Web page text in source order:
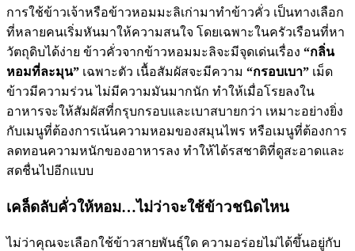
การใช้ข้าวเจ้าหรือข้าวหอมมะลิเก่ามาทำข้าวคั่ว เป็นทางเลือก
ที่หลายคนเริ่มหันมาให้ความสนใจ โดยเฉพาะในครัวเรือนที่หา
วัตถุดิบได้ง่าย ข้าวคั่วจากข้าวหอมมะลิจะมีจุดเด่นเรื่อง “กลิ่น
หอมที่ละมุน” เฉพาะตัว เนื้อสัมผัสจะมีความ “กรอบเบา” เม็ด
ข้าวมีความร่วน ไม่มีความมันมากนัก ทำให้เมื่อโรยลงใน
อาหารจะให้สัมผัสที่กรุบกรอบและเบาสบายกว่า เหมาะอย่างยิ่ง
กับเมนูที่ต้องการเน้นความหอมของสมุนไพร หรือเมนูที่ต้องการ
ลดทอนความหนักของอาหารลง ทำให้ได้รสชาติที่ดูสะอาดและ
สดชื่นไปอีกแบบ
เคล็ดลับคั่วให้หอม…ไม่ว่าจะใช้ข้าวชนิดไหน
ไม่ว่าคุณจะเลือกใช้ข้าวสายพันธุ์ใด ความอร่อยไม่ได้ขึ้นอยู่กับ